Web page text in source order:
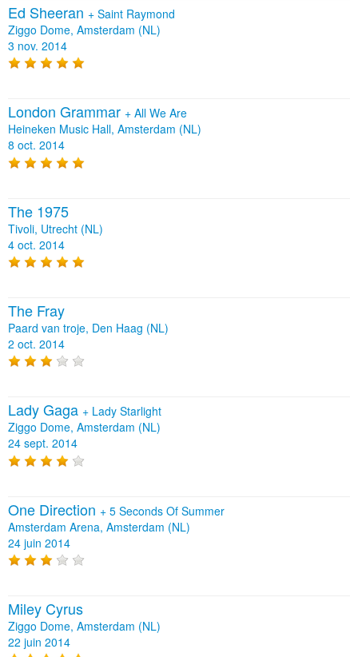
Ed Sheeran + Saint Raymond
Ziggo Dome, Amsterdam (NL)
3 nov. 2014
London Grammar + All We Are
Heineken Music Hall, Amsterdam (NL)
8 oct. 2014
The 1975
Tivoli, Utrecht (NL)
4 oct. 2014
The Fray
Paard van troje, Den Haag (NL)
2 oct. 2014
Lady Gaga + Lady Starlight
Ziggo Dome, Amsterdam (NL)
24 sept. 2014
One Direction + 5 Seconds Of Summer
Amsterdam Arena, Amsterdam (NL)
24 juin 2014
Miley Cyrus
Ziggo Dome, Amsterdam (NL)
22 juin 2014